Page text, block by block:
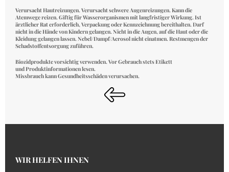
Verursacht Hautreizungen. Verursacht schwere Augenreizungen. Kann die
Atemwege reizen. Giftig für Wasserorganismen mit langfristiger Wirkung. Ist
ärztlicher Rat erforderlich, Verpackung oder Kennzeichnung bereithalten. Darf
nicht in die Hände von Kindern gelangen. Nicht in die Augen, auf die Haut oder die
Kleidung gelangen lassen. Nebel/Dampf/Aerosol nicht einatmen. Restmengen der
Schadstoffentsorgung zuführen.
Biozidprodukte vorsichtig verwenden. Vor Gebrauch stets Etikett
und Produktinformationen lesen.
Missbrauch kann Gesundheitsschäden verursachen.
WIR HELFEN IHNEN